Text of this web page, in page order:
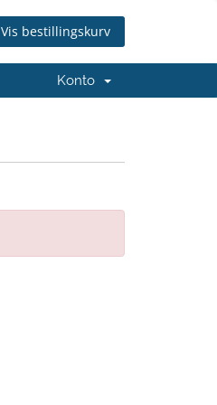
Vis bestillingskurv
Konto